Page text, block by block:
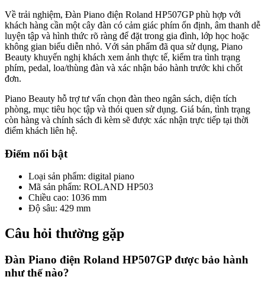
Về trải nghiệm, Đàn Piano điện Roland HP507GP phù hợp với
khách hàng cần một cây đàn có cảm giác phím ổn định, âm thanh dễ
luyện tập và hình thức rõ ràng để đặt trong gia đình, lớp học hoặc
không gian biểu diễn nhỏ. Với sản phẩm đã qua sử dụng, Piano
Beauty khuyến nghị khách xem ảnh thực tế, kiểm tra tình trạng
phím, pedal, loa/thùng đàn và xác nhận bảo hành trước khi chốt
đơn.
Piano Beauty hỗ trợ tư vấn chọn đàn theo ngân sách, diện tích
phòng, mục tiêu học tập và thói quen sử dụng. Giá bán, tình trạng
còn hàng và chính sách đi kèm sẽ được xác nhận trực tiếp tại thời
điểm khách liên hệ.
Điểm nổi bật
Loại sản phẩm: digital piano
Mã sản phẩm: ROLAND HP503
Chiều cao: 1036 mm
Độ sâu: 429 mm
Câu hỏi thường gặp
Đàn Piano điện Roland HP507GP được bảo hành
như thế nào?